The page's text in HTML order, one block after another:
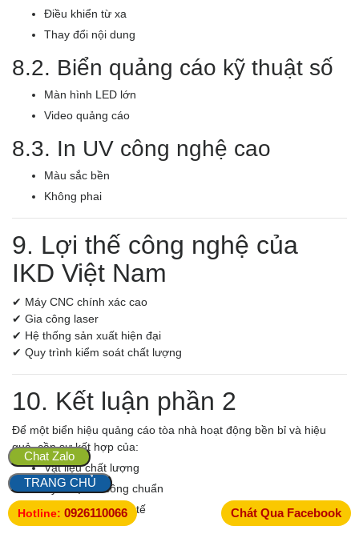
Điều khiển từ xa
Thay đổi nội dung
8.2. Biển quảng cáo kỹ thuật số
Màn hình LED lớn
Video quảng cáo
8.3. In UV công nghệ cao
Màu sắc bền
Không phai
9. Lợi thế công nghệ của
IKD Việt Nam
✔ Máy CNC chính xác cao
✔ Gia công laser
✔ Hệ thống sản xuất hiện đại
✔ Quy trình kiểm soát chất lượng
10. Kết luận phần 2
Để một biển hiệu quảng cáo tòa nhà hoạt động bền bỉ và hiệu
quả, cần sự kết hợp của:
Vật liệu chất lượng
Kỹ thuật thi công chuẩn
Kinh nghiệm thực tế
Chát Qua Facebook
Hotline: 0926110066
Chat Zalo
TRANG CHỦ